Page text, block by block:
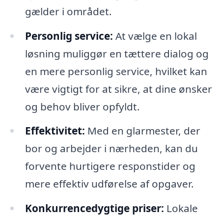
gælder i området.
Personlig service: At vælge en lokal
løsning muliggør en tættere dialog og
en mere personlig service, hvilket kan
være vigtigt for at sikre, at dine ønsker
og behov bliver opfyldt.
Effektivitet: Med en glarmester, der
bor og arbejder i nærheden, kan du
forvente hurtigere responstider og
mere effektiv udførelse af opgaver.
Konkurrencedygtige priser: Lokale